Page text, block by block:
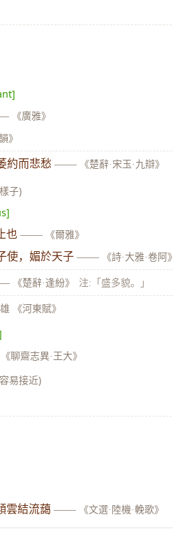
《廣雅》
》
約而悲愁 —— 《楚辭·宋玉·九辯》
子)
也 —— 《爾雅》
使，媚於天子 —— 《詩·大雅·卷阿》
《楚辭·逢紛》 注:「盛多貌。」
《河東賦》
《聊齋志異·王大》
易接近)
雲結流藹 —— 《文選·陸機·輓歌》